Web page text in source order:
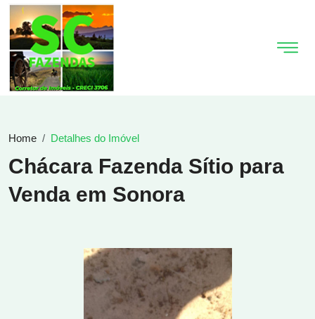
Home Detalhes do Imóvel
Chácara Fazenda Sítio para
Venda em Sonora